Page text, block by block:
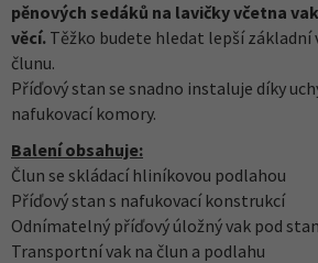
pěnových sedáků na lavičky včetna
věcí. Těžko budete hledat lepší základní
člunu.
Příďový stan se snadno instaluje díky
nafukovací komory.
Balení obsahuje:
Člun se skládací hliníkovou podlahou
Příďový stan s nafukovací konstrukcí
Odnímatelný příďový úložný vak pod stan
Transportní vak na člun a podlahu